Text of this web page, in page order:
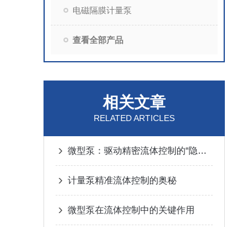
电磁隔膜计量泵
查看全部产品
相关文章
RELATED ARTICLES
微型泵：驱动精密流体控制的“隐形心脏”
计量泵精准流体控制的奥秘
微型泵在流体控制中的关键作用